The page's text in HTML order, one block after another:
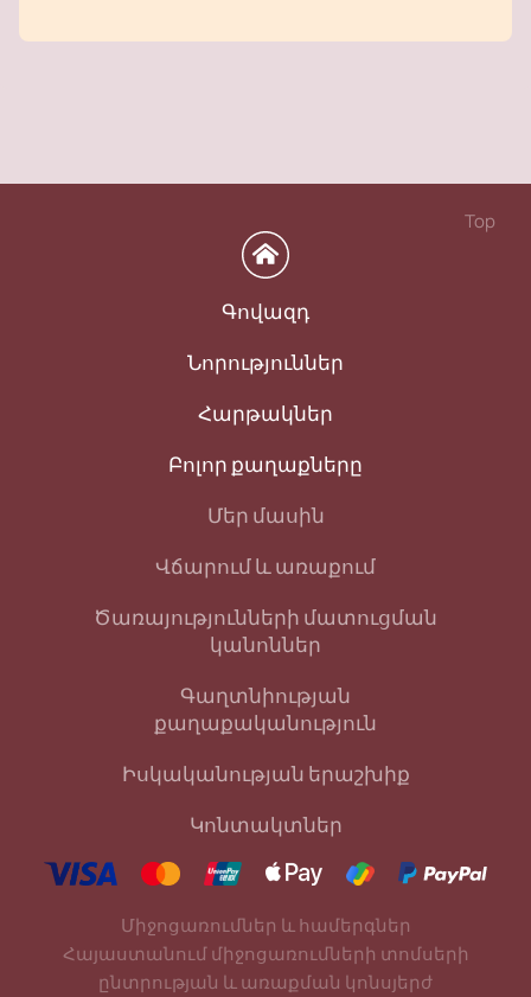
Top
Գովազդ
Նորություններ
Հարթակներ
Բոլոր քաղաքները
Մեր մասին
Վճարում և առաքում
Ծառայությունների մատուցման
կանոններ
Գաղտնիության
քաղաքականություն
Իսկականության երաշխիք
Կոնտակտներ
Միջոցառումներ և համերգներ
Հայաստանում միջոցառումների տոմսերի
ընտրության և առաքման կոնսյերժ